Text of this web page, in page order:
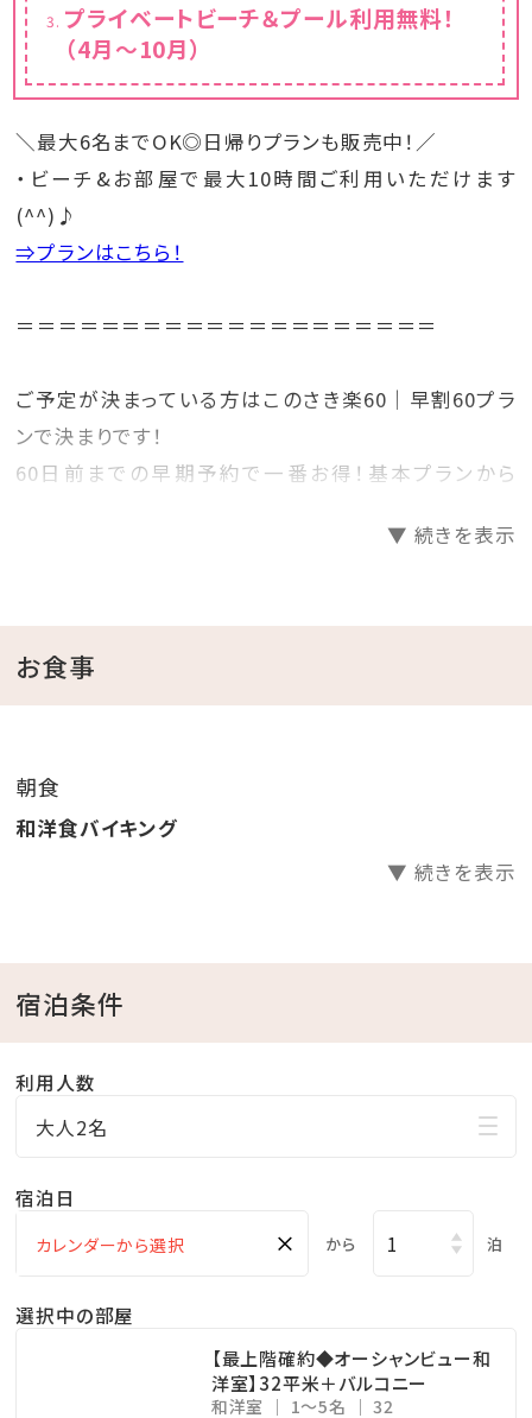
プライベートビーチ＆プール利用無料！
（4月～10月）
＼最大6名までOK◎日帰りプランも販売中！／
・ビーチ&お部屋で最大10時間ご利用いただけます
(^^)♪
⇒プランはこちら！
＝＝＝＝＝＝＝＝＝＝＝＝＝＝＝＝＝＝＝＝
ご予定が決まっている方はこのさき楽60｜早割60プラ
ンで決まりです！
60日前までの早期予約で一番お得！基本プランから
プランで迷っているお客様必見の早期割60プランです！
＝＝＝＝＝＝＝＝＝＝＝＝＝＝＝＝＝＝＝＝
地元の旬食材を使った、和洋バイキングをご用意♪
みんな大好き卵料理や焼き魚、朝ごはんに嬉しいお漬
※ご予約状況によりバイキングではなく朝食ボックスで
のご提供となる場合がございます。
■当館のココがおすすめ
□全室オーシャンビュー確約！
♪
チェックイン後、お部屋で水着に着替えてビーチへ直
□ご家族に人気の屋外プールあり
小さなお子様連れのパパママも屋外プールだったら
▼ 続きを表示
お食事
朝食
和洋食バイキング
▼ 続きを表示
宿泊条件
利用人数
大人2名
宿泊日
× から 泊
選択中の部屋
【最上階確約◆オーシャンビュー和
洋室】32平米＋バルコニー
和洋室 1～5名 32